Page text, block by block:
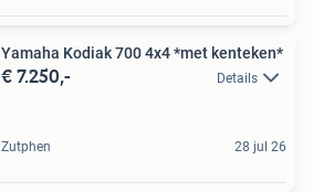
Yamaha Kodiak 700 4x4 *met kenteken*
€ 7.250,- Details
Zutphen 28 jul 26